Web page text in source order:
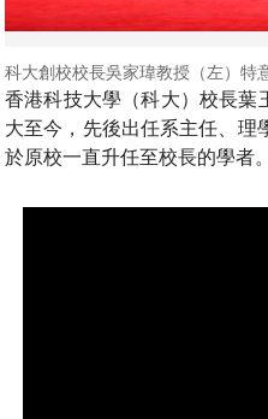
科大創校校長吳家瑋教授（左）特
香港科技大學（科大）校長
大至今，先後出任系主任、理
於原校一直升任至校長的學者。